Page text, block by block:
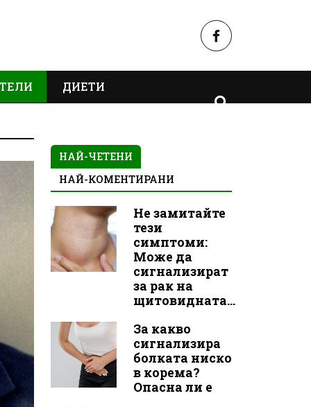
ДИЕТИ
НАЙ-ЧЕТЕНИ
НАЙ-КОМЕНТИРАНИ
Не замитайте
тези
симптоми:
Може да
сигнализират
за рак на
щитовидната...
За какво
сигнализира
болката ниско
в корема?
Опасна ли е